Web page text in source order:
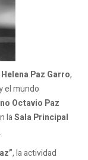
Paz Garro,
el mundo
Octavio Paz
laSala Principal
.
, la actividad